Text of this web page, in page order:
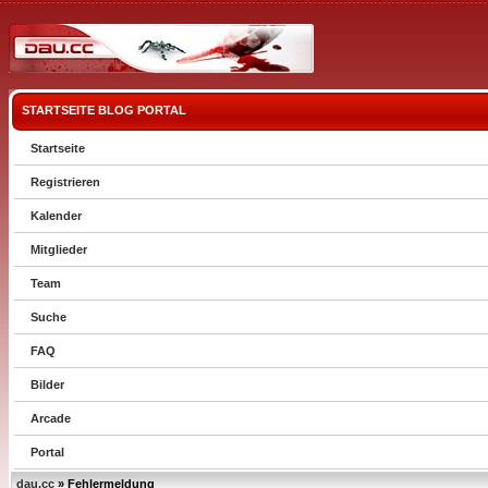
STARTSEITE BLOG PORTAL
Startseite
Registrieren
Kalender
Mitglieder
Team
Suche
FAQ
Bilder
Arcade
Portal
dau.cc » Fehlermeldung